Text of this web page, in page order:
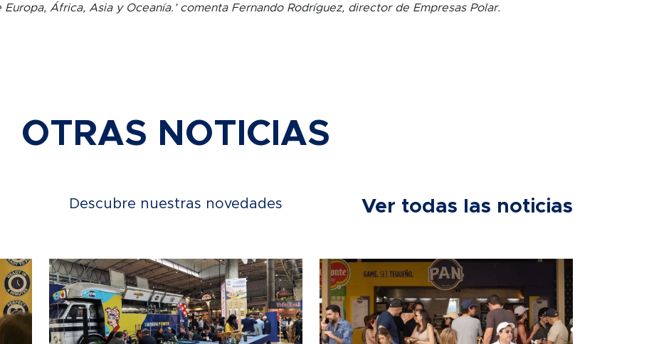
África, Asia y Oceanía.’ comenta Fernando Rodríguez, director de Empresas Polar.
OTRAS NOTICIAS
Descubre nuestras novedades Ver todas las noticias